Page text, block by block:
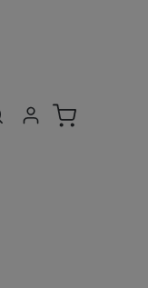
Uživatelská
Přihlásit se
Košík